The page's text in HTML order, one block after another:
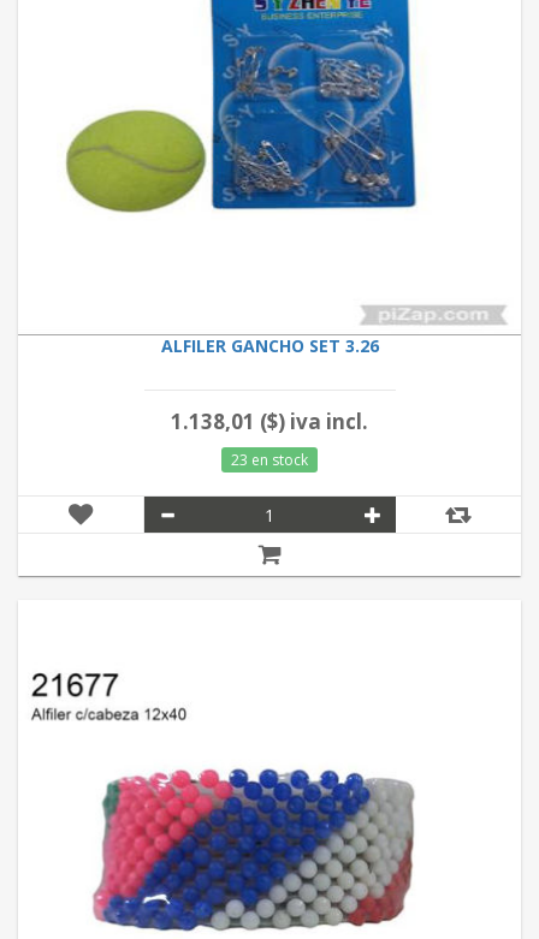
ALFILER GANCHO SET 3.26
1.138,01 ($) iva incl.
23 en stock